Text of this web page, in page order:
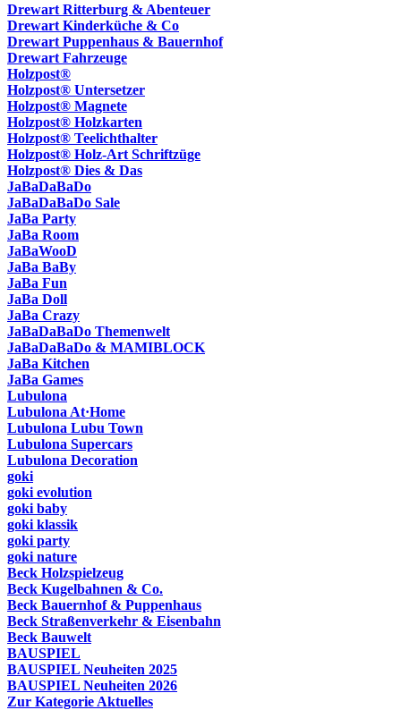
Drewart Ritterburg & Abenteuer
Drewart Kinderküche & Co
Drewart Puppenhaus & Bauernhof
Drewart Fahrzeuge
Holzpost®
Holzpost® Untersetzer
Holzpost® Magnete
Holzpost® Holzkarten
Holzpost® Teelichthalter
Holzpost® Holz-Art Schriftzüge
Holzpost® Dies & Das
JaBaDaBaDo
JaBaDaBaDo Sale
JaBa Party
JaBa Room
JaBaWooD
JaBa BaBy
JaBa Fun
JaBa Doll
JaBa Crazy
JaBaDaBaDo Themenwelt
JaBaDaBaDo & MAMIBLOCK
JaBa Kitchen
JaBa Games
Lubulona
Lubulona At·Home
Lubulona Lubu Town
Lubulona Supercars
Lubulona Decoration
goki
goki evolution
goki baby
goki klassik
goki party
goki nature
Beck Holzspielzeug
Beck Kugelbahnen & Co.
Beck Bauernhof & Puppenhaus
Beck Straßenverkehr & Eisenbahn
Beck Bauwelt
BAUSPIEL
BAUSPIEL Neuheiten 2025
BAUSPIEL Neuheiten 2026
Zur Kategorie Aktuelles